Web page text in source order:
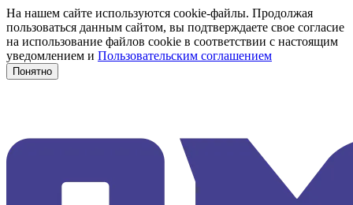
На нашем сайте используются cookie-файлы. Продолжая
пользоваться данным сайтом, вы подтверждаете свое согласие
на использование файлов cookie в соответствии с настоящим
уведомлением и Пользовательским соглашением
Понятно